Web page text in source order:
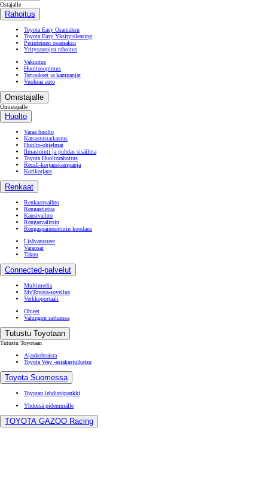
Ostajalle
Rahoitus
Toyota Easy Osamaksu
Toyota Easy Yksityisleasing
Perinteinen osamaksu
Yritysautojen rahoitus
Vakuutus
Huoltosopimus
Tarjoukset ja kampanjat
Vuokraa auto
Omistajalle
Omistajalle
Huolto
Varaa huolto
Katsastustarkastus
Huolto-ohjelmat
Ilmastointi ja puhdas sisäilma
Toyota Huoltorahoitus
Recall-korjauskampanja
Korikorjaus
Renkaat
Renkaanvaihto
Rengastietoa
Kausivaihto
Rengasvalitsin
Rengaspaineanturin koodaus
Lisävarusteet
Varaosat
Takuu
Connected-palvelut
Multimedia
MyToyota-sovellus
Verkkoportaali
Ohjeet
Vahingon sattuessa
Tutustu Toyotaan
Tutustu Toyotaan
Ajankohtaista
Toyota Way -asiakasjulkaisu
Toyota Suomessa
Toyotan lehdistöpankki
Yhdessä pidemmälle
TOYOTA GAZOO Racing